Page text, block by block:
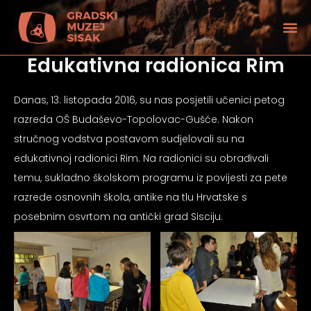
Edukativna radionica Rim
Danas, 13. listopada 2016, su nas posjetili učenici petog
razreda OŠ Budaševo-Topolovac-Gušće. Nakon
stručnog vodstva postavom sudjelovali su na
edukativnoj radionici Rim. Na radionici su obrađivali
temu, sukladno školskom programu iz povijesti za pete
razrede osnovnih škola, antike na tlu Hrvatske s
posebnim osvrtom na antički grad Sisciju.
vida